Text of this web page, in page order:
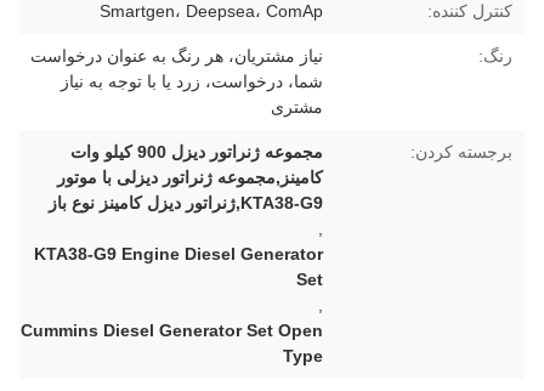
کنترل کننده: Smartgen، Deepsea، ComAp
رنگ:
نیاز مشتریان، هر رنگ به عنوان درخواست
شما، درخواست، زرد یا با توجه به نیاز
مشتری
برجسته کردن:
مجموعه ژنراتور دیزل 900 کیلو وات
کامینز,مجموعه ژنراتور دیزلی با موتور
KTA38-G9,ژنراتور دیزل کامینز نوع باز
KTA38-G9 Engine Diesel Generator
Set
Cummins Diesel Generator Set Open
Type